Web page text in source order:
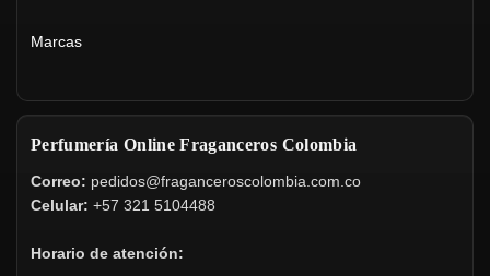
Marcas
Perfumería Online Fraganceros Colombia
Correo: pedidos@fraganceroscolombia.com.co
Celular: +57 321 5104488
Horario de atención: